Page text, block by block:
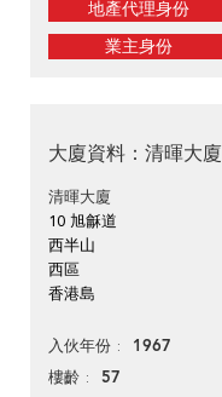
地產代理身份
業主身份
大廈資料：清暉大廈
清暉大廈
10 旭龢道
西半山
西區
香港島
入伙年份 1967
樓齡 57